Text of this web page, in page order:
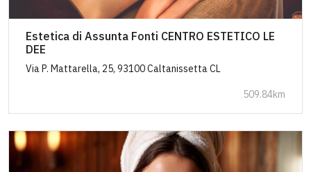
Estetica di Assunta Fonti CENTRO ESTETICO LE
DEE
Via P. Mattarella, 25, 93100 Caltanissetta CL
509.84km